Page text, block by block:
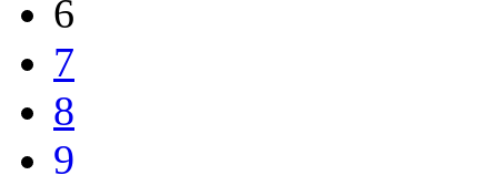
6
7
8
9